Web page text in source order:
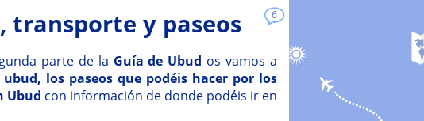
6
transporte y paseos
parte de la Guía de Ubud os vamos a
los paseos que podéis hacer por los
Ubud con información de donde podéis ir en